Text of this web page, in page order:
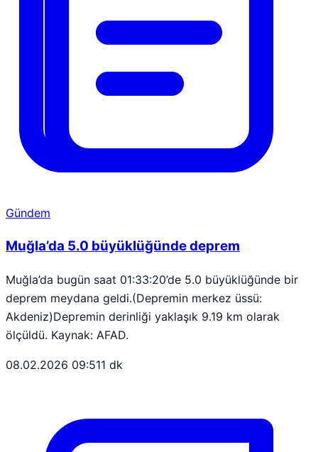
Gündem
Muğla’da 5.0 büyüklüğünde deprem
Muğla’da bugün saat 01:33:20’de 5.0 büyüklüğünde bir
deprem meydana geldi.(Depremin merkez üssü:
Akdeniz)Depremin derinliği yaklaşık 9.19 km olarak
ölçüldü. Kaynak: AFAD.
08.02.2026 09:511 dk